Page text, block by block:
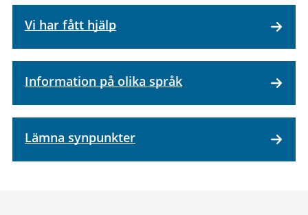
Vi har fått hjälp
Information på olika språk
Lämna synpunkter